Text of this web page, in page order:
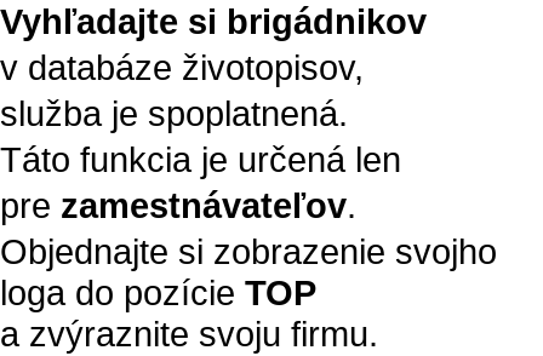
Vyhľadajte si brigádnikov
v databáze životopisov,
služba je spoplatnená.
Táto funkcia je určená len
pre zamestnávateľov.
Objednajte si zobrazenie svojho
loga do pozície TOP
a zvýraznite svoju firmu.